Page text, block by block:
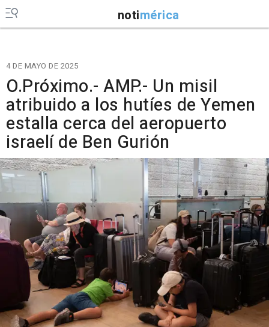
notimérica
4 DE MAYO DE 2025
O.Próximo.- AMP.- Un misil
atribuido a los hutíes de Yemen
estalla cerca del aeropuerto
israelí de Ben Gurión